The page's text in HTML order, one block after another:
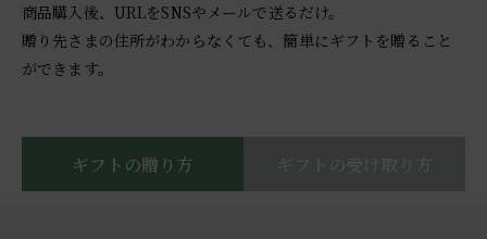
商品購入後、URLをSNSやメールで送るだけ。
贈り先さまの住所がわからなくても、簡単にギフトを贈ること
ができます。
ギフトの贈り方 ギフトの受け取り方